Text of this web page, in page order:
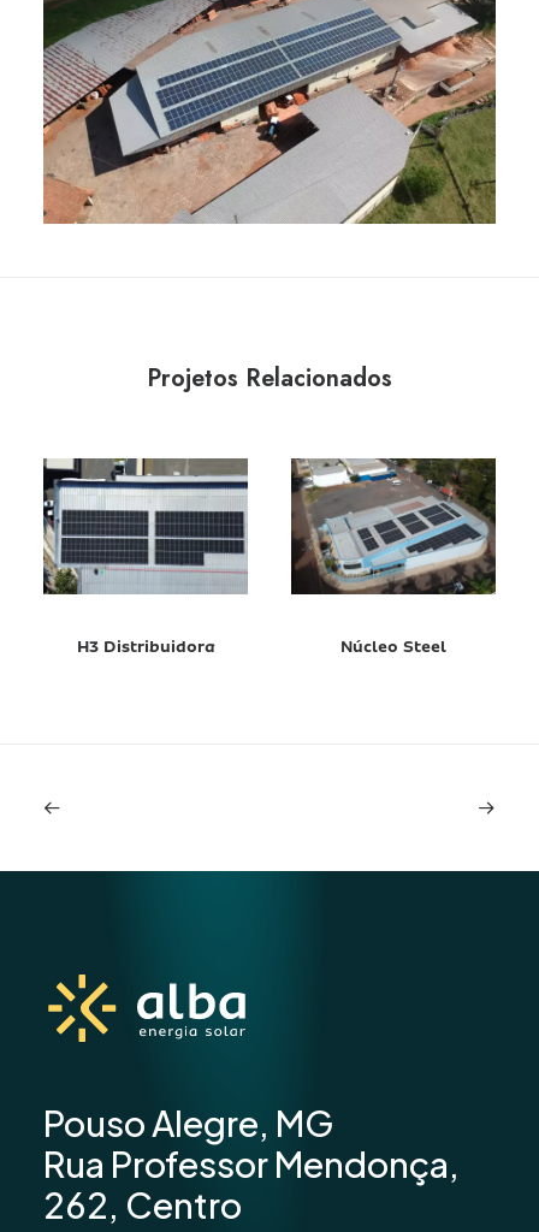
Projetos Relacionados
H3 Distribuidora Núcleo Steel
Pouso Alegre, MG
Rua Professor Mendonça,
262, Centro